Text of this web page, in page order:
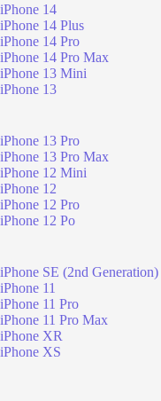
iPhone 14
iPhone 14 Plus
iPhone 14 Pro
iPhone 14 Pro Max
iPhone 13 Mini
iPhone 13
iPhone 13 Pro
iPhone 13 Pro Max
iPhone 12 Mini
iPhone 12
iPhone 12 Pro
iPhone 12 Po
iPhone SE (2nd Generation)
iPhone 11
iPhone 11 Pro
iPhone 11 Pro Max
iPhone XR
iPhone XS